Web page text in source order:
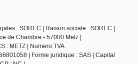
: SOREC | Raison sociale : SOREC |
de Chambre - 57000 Metz |
: METZ | Numero TVA
| Forme juridique : SAS | Capital